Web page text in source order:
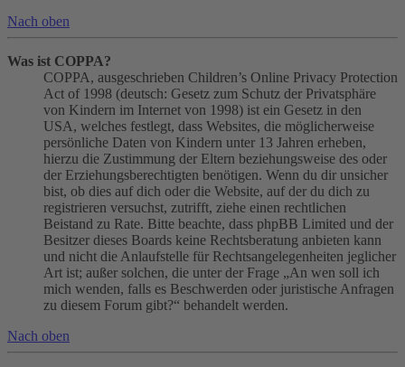
Nach oben
Was ist COPPA?
COPPA, ausgeschrieben Children’s Online Privacy Protection
Act of 1998 (deutsch: Gesetz zum Schutz der Privatsphäre
von Kindern im Internet von 1998) ist ein Gesetz in den
USA, welches festlegt, dass Websites, die möglicherweise
persönliche Daten von Kindern unter 13 Jahren erheben,
hierzu die Zustimmung der Eltern beziehungsweise des oder
der Erziehungsberechtigten benötigen. Wenn du dir unsicher
bist, ob dies auf dich oder die Website, auf der du dich zu
registrieren versuchst, zutrifft, ziehe einen rechtlichen
Beistand zu Rate. Bitte beachte, dass phpBB Limited und der
Besitzer dieses Boards keine Rechtsberatung anbieten kann
und nicht die Anlaufstelle für Rechtsangelegenheiten jeglicher
Art ist; außer solchen, die unter der Frage „An wen soll ich
mich wenden, falls es Beschwerden oder juristische Anfragen
zu diesem Forum gibt?“ behandelt werden.
Nach oben